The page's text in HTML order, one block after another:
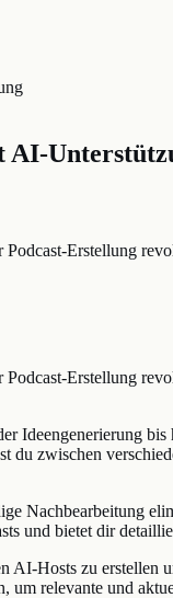
AI-
Erstellung
Erstellung
Ideengenerierung
zwischen
Nachbearbeitung
bietet dir
Hosts zu erstellen
um relevante und